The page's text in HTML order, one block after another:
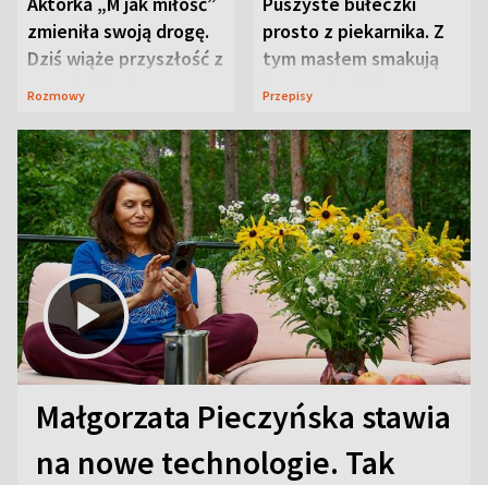
zmieniła swoją drogę.
Dziś wiąże przyszłość z
neurobiologią
Rozmowy
prosto z piekarnika. Z
tym masłem smakują
jeszcze lepiej
Przepisy
Małgorzata Pieczyńska stawia
na nowe technologie. Tak